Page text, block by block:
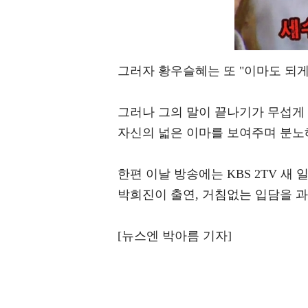
그러자 황우슬혜는 또 "이마도 되
그러나 그의 말이 끝나기가 무섭
자신의 넓은 이마를 보여주며 분
한편 이날 방송에는 KBS 2TV 새
박희진이 출연, 거침없는 입담을
[뉴스엔 박아름 기자]